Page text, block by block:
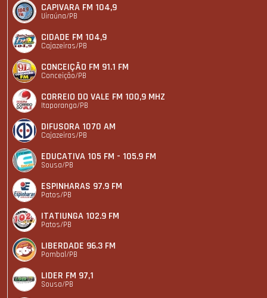
CAPIVARA FM 104,9
Uiraúna/PB
CIDADE FM 104,9
Cajazeiras/PB
CONCEIÇÃO FM 91.1 FM
Conceição/PB
CORREIO DO VALE FM 100,9 MHZ
Itaporanga/PB
DIFUSORA 1070 AM
Cajazeiras/PB
EDUCATIVA 105 FM - 105.9 FM
Sousa/PB
ESPINHARAS 97.9 FM
Patos/PB
ITATIUNGA 102.9 FM
Patos/PB
LIBERDADE 96.3 FM
Pombal/PB
LIDER FM 97,1
Sousa/PB